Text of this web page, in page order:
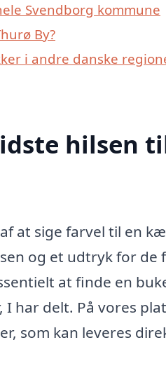
Svendborg kommune
By?
i andre danske
hilsen
at sige farvel til en
og et udtryk for de
at finde en
har delt. På vores
som kan leveres